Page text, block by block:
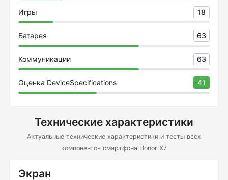
Игры 18
Батарея 63
Коммуникации 63
Оценка DeviceSpecifications 41
Технические характеристики
Актуальные технические характеристики и тесты всех
компонентов смартфона Honor X7
Экран